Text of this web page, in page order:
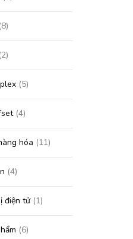
(8)
(2)
(5)
(4)
hóa (11)
(4)
điện tử(1)
(6)